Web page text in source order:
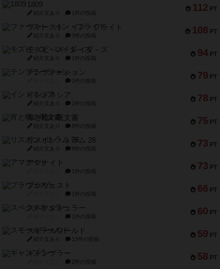
112 PT
1809
紹介文あり 1件の投稿
108 PT
ファースト・イン・フライト
紹介文あり 3件の投稿
94 PT
モズビ－ズ・レイダ－ズ
紹介文あり 1件の投稿
79 PT
テンプテーション
2件の投稿
78 PT
インドネシア
紹介文あり 2件の投稿
75 PT
宵と暁の呪文書
紹介文あり 8件の投稿
73 PT
リスボン・トラム 28
紹介文あり 9件の投稿
73 PT
アマナイト
1件の投稿
66 PT
ブラヴェスト
1件の投稿
60 PT
スペクタキュラー
1件の投稿
59 PT
スモールワールド
紹介文あり 13件の投稿
58 PT
ギャンブラー
2件の投稿